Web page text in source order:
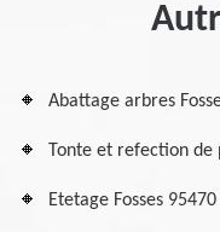
Abattage arbres
Tonte et refection de
Etetage Fosses 95470